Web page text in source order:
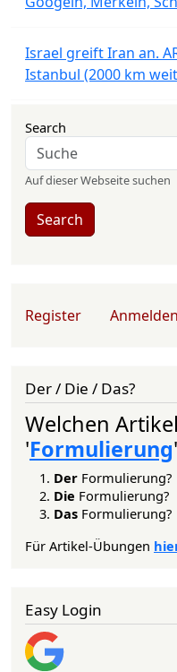
Israel greift Iran an.
Istanbul (2000 km
Search
Auf dieser Webseite suchen
Search
User account menu
Register Anmelden
Der / Die / Das?
Welchen
'Formulierung
Der Formulierung?
Die Formulierung?
Das Formulierung?
Für Artikel-Übungen
Easy Login